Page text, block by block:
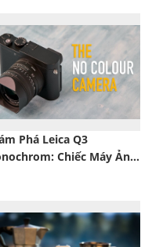
Phá Leica Q3
Chiếc Máy Ảnh